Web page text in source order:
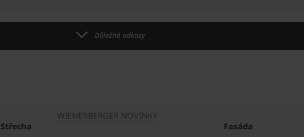
Důležité odkazy
WIENERBERGER NOVINKY
Střecha
Fasáda